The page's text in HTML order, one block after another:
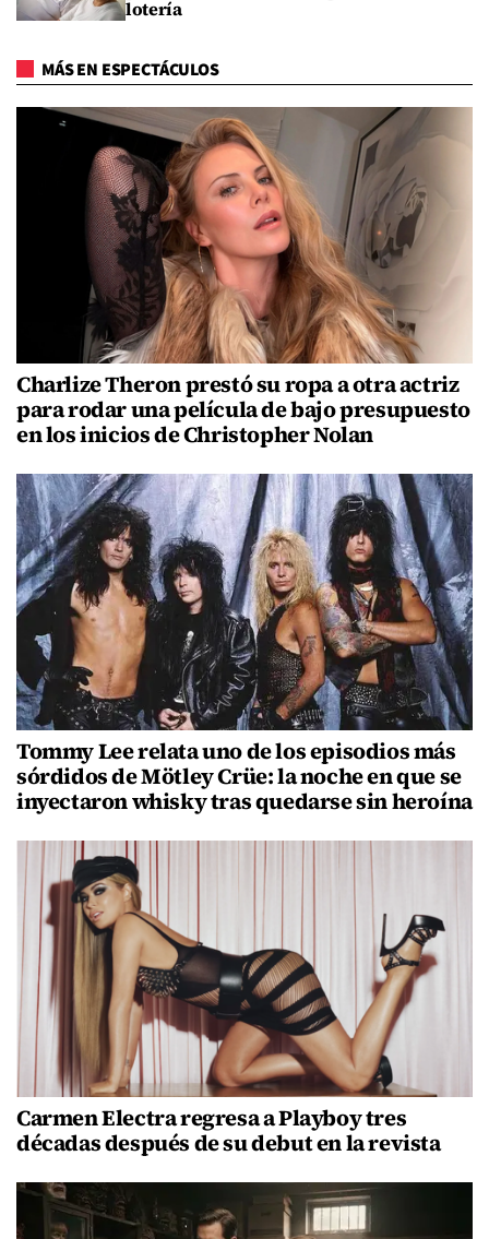
lotería
MÁS EN ESPECTÁCULOS
Charlize Theron prestó su ropa a otra actriz
para rodar una película de bajo presupuesto
en los inicios de Christopher Nolan
Tommy Lee relata uno de los episodios más
sórdidos de Mötley Crüe: la noche en que se
inyectaron whisky tras quedarse sin heroína
Carmen Electra regresa a Playboy tres
décadas después de su debut en la revista